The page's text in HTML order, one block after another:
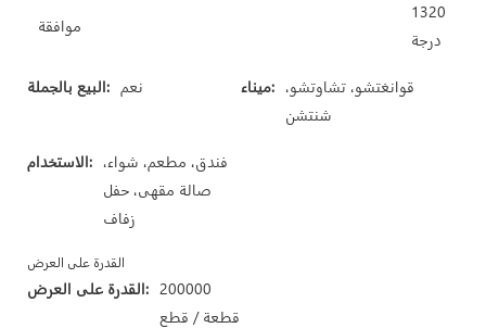
موافقة
1320
درجة
البيع بالجملة: نعم ميناء: قوانغتشو، تشاوتشو،
شنتشن
الاستخدام: فندق، مطعم، شواء،
صالة مقهى، حفل
زفاف
القدرة على العرض
القدرة على العرض: 200000
قطعة / قطع